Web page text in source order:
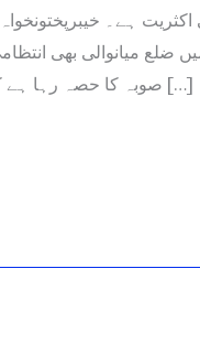
اکثریت ہے۔
ضلع میانوالی بھی
صوبہ کا حصہ رہا ہے کیونکہ میانوالی […]